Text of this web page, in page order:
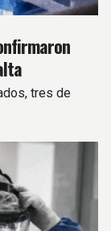
tres de